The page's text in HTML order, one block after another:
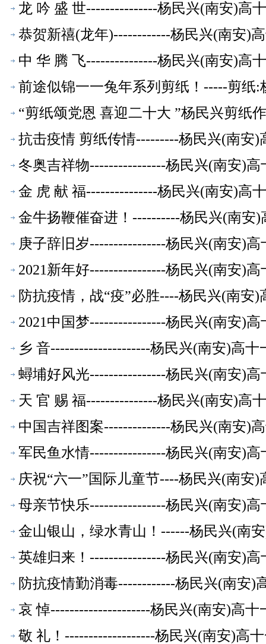
龙 吟 盛 世---------------杨民兴(南安)高
恭贺新禧(龙年)------------杨民兴(南安)
中 华 腾 飞---------------杨民兴(南安)高
前途似锦一一兔年系列剪纸！-----剪纸
“剪纸颂党恩 喜迎二十大 ”杨民兴剪纸
品】
抗击疫情 剪纸传情---------杨民兴(南安)
冬奥吉祥物----------------杨民兴(南安)
金 虎 献 福---------------杨民兴(南安)高
金牛扬鞭催奋进！----------杨民兴(南安
庚子辞旧岁----------------杨民兴(南安)
2021新年好----------------杨民兴(南安)
防抗疫情，战“疫”必胜----杨民兴(南安
2021中国梦----------------杨民兴(南安)
乡 音---------------------杨民兴(南安)高十
蟳埔好风光----------------杨民兴(南安)
天 官 赐 福---------------杨民兴(南安)高
中国吉祥图案--------------杨民兴(南安)
军民鱼水情----------------杨民兴(南安)
庆祝“六一”国际儿童节----杨民兴(南安
母亲节快乐----------------杨民兴(南安)
金山银山，绿水青山！------杨民兴(南
英雄归来！----------------杨民兴(南安)
防抗疫情勤消毒------------杨民兴(南安)
哀 悼---------------------杨民兴(南安)高十
敬 礼！-------------------杨民兴(南安)高